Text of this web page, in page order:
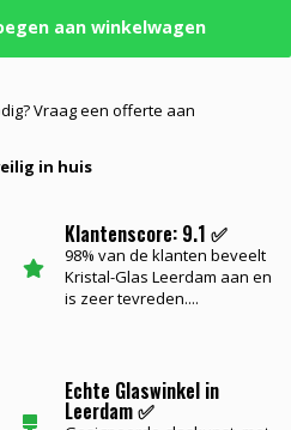
aan winkelwagen
Vraag een offerte aan
in huis
Klantenscore: 9.1 ✅
98% van de klanten beveelt
Kristal-Glas Leerdam aan en
is zeer tevreden....
Echte Glaswinkel in
Leerdam ✅